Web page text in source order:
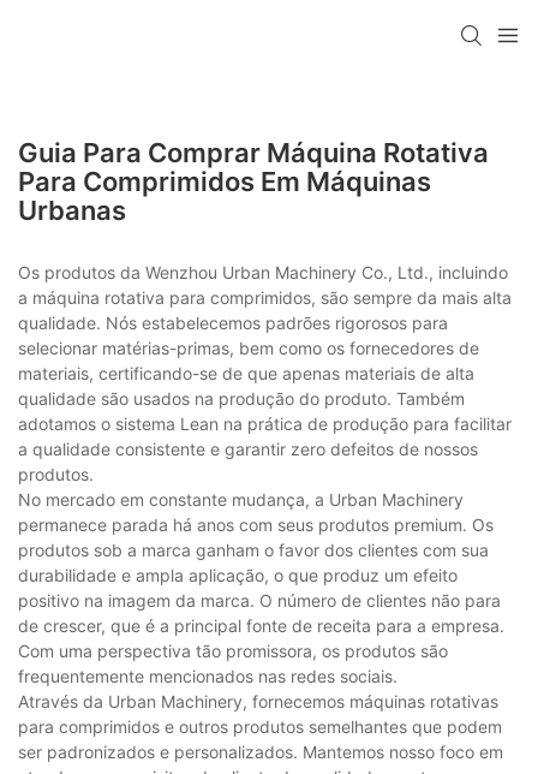
Guia Para Comprar Máquina Rotativa
Para Comprimidos Em Máquinas
Urbanas
Os produtos da Wenzhou Urban Machinery Co., Ltd., incluindo
a máquina rotativa para comprimidos, são sempre da mais alta
qualidade. Nós estabelecemos padrões rigorosos para
selecionar matérias-primas, bem como os fornecedores de
materiais, certificando-se de que apenas materiais de alta
qualidade são usados na produção do produto. Também
adotamos o sistema Lean na prática de produção para facilitar
a qualidade consistente e garantir zero defeitos de nossos
produtos.
No mercado em constante mudança, a Urban Machinery
permanece parada há anos com seus produtos premium. Os
produtos sob a marca ganham o favor dos clientes com sua
durabilidade e ampla aplicação, o que produz um efeito
positivo na imagem da marca. O número de clientes não para
de crescer, que é a principal fonte de receita para a empresa.
Com uma perspectiva tão promissora, os produtos são
frequentemente mencionados nas redes sociais.
Através da Urban Machinery, fornecemos máquinas rotativas
para comprimidos e outros produtos semelhantes que podem
ser padronizados e personalizados. Mantemos nosso foco em